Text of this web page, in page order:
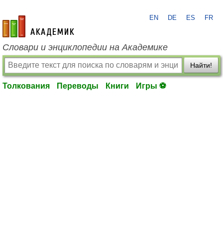
academic.ru
EN DE ES FR
Словари и энциклопедии на Академике
Найти!
Толкования Переводы Книги Игры ⚽